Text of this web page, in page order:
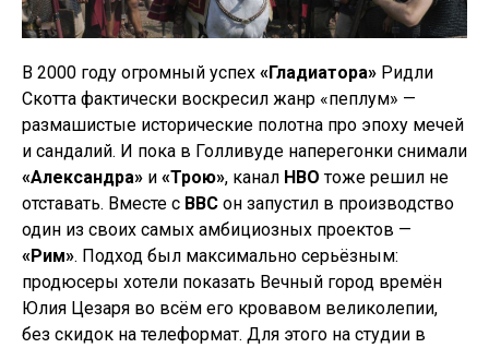
В 2000 году огромный успех «Гладиатора» Ридли
Скотта фактически воскресил жанр «пеплум» —
размашистые исторические полотна про эпоху мечей
и сандалий. И пока в Голливуде наперегонки снимали
«Александра» и «Трою», канал HBOтоже решил не
отставать. Вместе с BBC он запустил в производство
один из своих самых амбициозных проектов —
«Рим». Подход был максимально серьёзным:
продюсеры хотели показать Вечный город времён
Юлия Цезаря во всём его кровавом великолепии,
без скидок на телеформат. Для этого на студии в